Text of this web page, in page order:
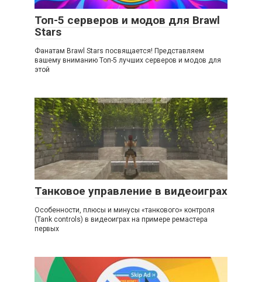
Топ-5 серверов и модов для Brawl
Stars
Фанатам Brawl Stars посвящается! Представляем
вашему вниманию Топ-5 лучших серверов и модов для
этой
Танковое управление в видеоиграх
Особенности, плюсы и минусы «танкового» контроля
(Tank controls) в видеоиграх на примере ремастера
первых